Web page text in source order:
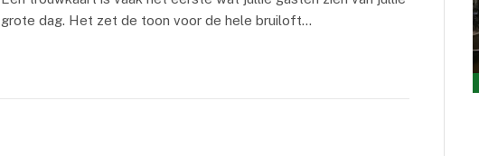
grote dag. Het zet de toon voor de hele bruiloft…